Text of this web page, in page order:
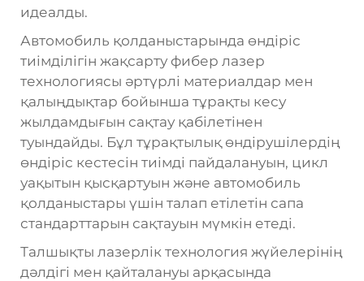
идеалды.
Автомобиль қолданыстарында өндіріс
тиімділігін жақсарту фибер лазер
технологиясы әртүрлі материалдар мен
қалыңдықтар бойынша тұрақты кесу
жылдамдығын сақтау қабілетінен
туындайды. Бұл тұрақтылық өндірушілердің
өндіріс кестесін тиімді пайдалануын, цикл
уақытын қысқартуын және автомобиль
қолданыстары үшін талап етілетін сапа
стандарттарын сақтауын мүмкін етеді.
Талшықты лазерлік технология жүйелерінің
дәлдігі мен қайталануы арқасында